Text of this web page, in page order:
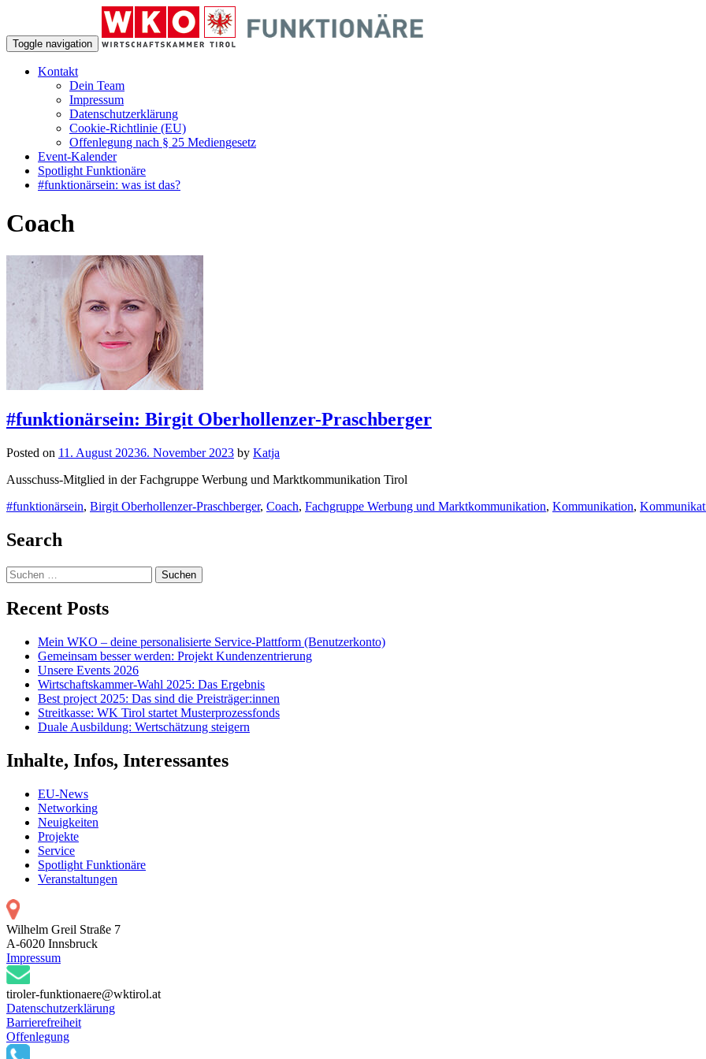
Toggle navigation
Kontakt
Dein Team
Impressum
Datenschutzerklärung
Cookie-Richtlinie (EU)
Offenlegung nach § 25 Mediengesetz
Event-Kalender
Spotlight Funktionäre
#funktionärsein: was ist das?
Coach
#funktionärsein: Birgit Oberhollenzer-Praschberger
Posted on 11. August 20236. November 2023 by Katja
Ausschuss-Mitglied in der Fachgruppe Werbung und Marktkommunikation Tirol
#funktionärsein, Birgit Oberhollenzer-Praschberger, Coach, Fachgruppe Werbung und Marktkommunikation, Kommunikation,
navigation
Search
Suchen
nach:
Recent Posts
Mein WKO – deine personalisierte Service-Plattform (Benutzerkonto)
Gemeinsam besser werden: Projekt Kundenzentrierung
Unsere Events 2026
Wirtschaftskammer-Wahl 2025: Das Ergebnis
Best project 2025: Das sind die Preisträger:innen
Streitkasse: WK Tirol startet Musterprozessfonds
Duale Ausbildung: Wertschätzung steigern
Inhalte, Infos, Interessantes
EU-News
Networking
Neuigkeiten
Projekte
Service
Spotlight Funktionäre
Veranstaltungen
Wilhelm Greil Straße 7
A-6020 Innsbruck
Impressum
tiroler-funktionaere@wktirol.at
Datenschutzerklärung
Barrierefreiheit
Offenlegung